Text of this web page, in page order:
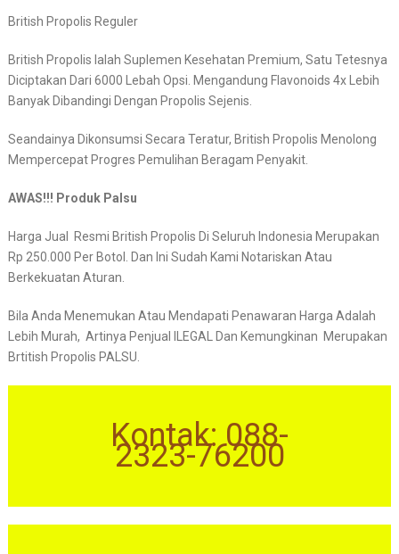
British Propolis Reguler
British Propolis Ialah Suplemen Kesehatan Premium, Satu Tetesnya
Diciptakan Dari 6000 Lebah Opsi. Mengandung Flavonoids 4x Lebih
Banyak Dibandingi Dengan Propolis Sejenis.
Seandainya Dikonsumsi Secara Teratur, British Propolis Menolong
Mempercepat Progres Pemulihan Beragam Penyakit.
AWAS!!! Produk Palsu
Harga Jual Resmi British Propolis Di Seluruh Indonesia Merupakan
Rp 250.000 Per Botol. Dan Ini Sudah Kami Notariskan Atau
Berkekuatan Aturan.
Bila Anda Menemukan Atau Mendapati Penawaran Harga Adalah
Lebih Murah, Artinya Penjual ILEGAL Dan Kemungkinan Merupakan
Brtitish Propolis PALSU.
Kontak: 088-
2323-76200